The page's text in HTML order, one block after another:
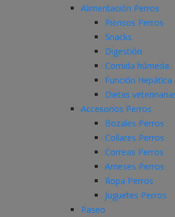
Alimentación Perros
Piensos Perros
Snacks
Digestión
Comida húmeda
Función Hepática
Dietas
Accesorios Perros
Bozales Perros
Collares Perros
Correas Perros
Arneses Perros
Ropa Perros
Juguetes Perros
Paseo